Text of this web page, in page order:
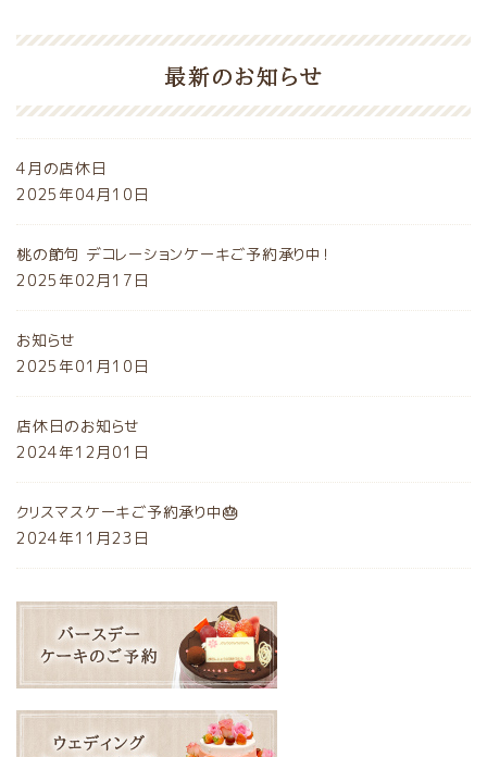
最新のお知らせ
4月の店休日
2025年04月10日
桃の節句 デコレーションケーキご予約承り中！
2025年02月17日
お知らせ
2025年01月10日
店休日のお知らせ
2024年12月01日
クリスマスケーキご予約承り中🎂
2024年11月23日